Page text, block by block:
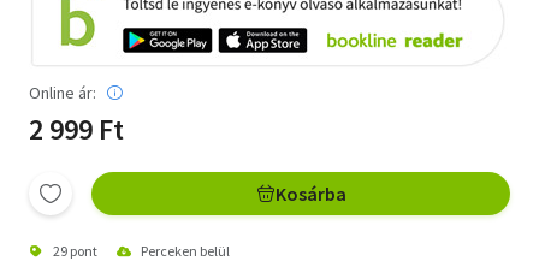
Online ár:
2 999 Ft
Kosárba
29 pont Perceken belül